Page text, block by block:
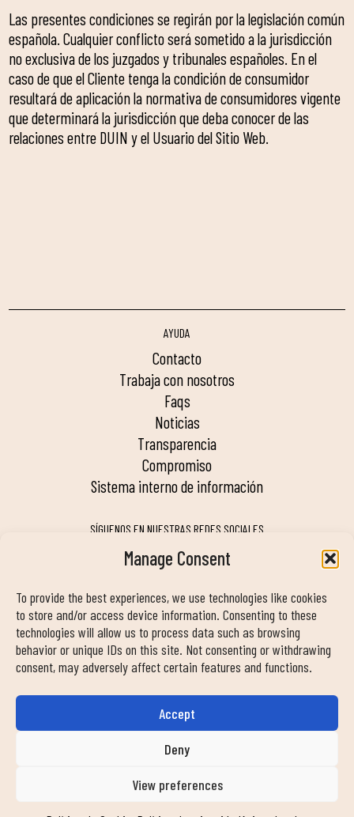
Manage Consent
To provide the best experiences, we use technologies like cookies
to store and/or access device information. Consenting to these
technologies will allow us to process data such as browsing
behavior or unique IDs on this site. Not consenting or withdrawing
consent, may adversely affect certain features and functions.
Accept
Deny
View preferences
Las presentes condiciones se regirán por la legislación común
española. Cualquier conflicto será sometido a la jurisdicción
no exclusiva de los juzgados y tribunales españoles. En el
caso de que el Cliente tenga la condición de consumidor
resultará de aplicación la normativa de consumidores vigente
que determinará la jurisdicción que deba conocer de las
relaciones entre DUIN y el Usuario del Sitio Web.
AYUDA
contacto
trabaja con nosotros
faqs
noticias
transparencia
compromiso
sistema interno de información
SÍGUENOS EN NUESTRAS REDES SOCIALES
MY DUIN APP
INFORMACIÓN DE CONTACTO
info@duinclub.com
Política de privacidad Política de Cookies